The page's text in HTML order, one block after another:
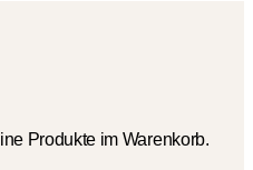
Produkte im Warenkorb.